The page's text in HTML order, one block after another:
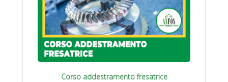
Corso addestramento fresatrice